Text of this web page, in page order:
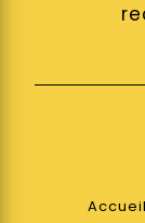
Accueil